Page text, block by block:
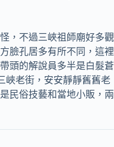
，不過三峽祖師廟好多觀
臉孔居多有所不同，這裡
頭的解說員多半是白髮蒼
峽老街，安安靜靜舊舊老
民俗技藝和當地小販，兩